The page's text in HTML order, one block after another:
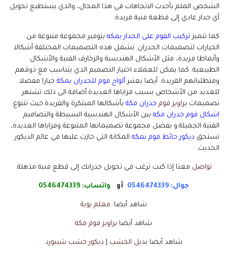
الشخص الملم بأحدث الاتجاهات في هذا المجال، والذي يستطيع تحويل
أي جدار عادي إلى قطعة فنية فريدة.
كما تتميز تركيب الفوم على الجدار بمكه بتوفير مجموعة متنوعة من
الخيارات لتصميمات الجدران. تشمل هذه التصميمات المختلفة أشكالا
وأنماطا فريدة، مثل الأشكال الهندسية والزخارف الفنية والأشكال
الطبيعية. كما يمكن للعملاء اختيار التصميم الذي يتناسب مع ذوقهم
ومتطلباتهم الفريدة. أيضا يعتبر ألواح فوم للجدران بمكة خيارا مفضلا
للعديد من الأشخاص بسبب مزاياها العديدة.أضافة الى ذلك تشتهر
تصميمات براويز فوم جدران مكة بأشكالها المبتكرة والفريدة.حيث تتنوع
اشكال فوم جدران مكه بين الأشكال الهندسية البسيطة والتصاميم
الفنية الجميلة.و بفضل مجموعة تصميماتها المتنوعة ومزاياها العديدة،
تستحق ديكور حائط فوم بمكه المكانة التي حازت عليها في عالم الديكور
الحديث.
تواصل معنا إذا كنت ترغب في تحويل جدرانك إلى قطع فنية مذهلة.
جوال: 0546474339 أو واتساب: 0546474339
شاهد أيضا: معلم بوية
شاهد أيضا براويز فوم مكة
شاهد أيضا بديل الخشب ديكور خشب شيبورد